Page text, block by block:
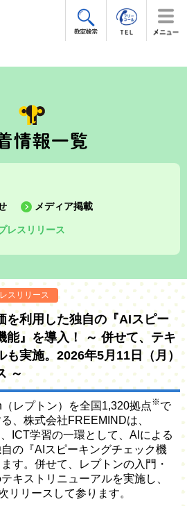
メディア掲載
レスリリース
スリリース
を利用した独自の『AIスピー
能』を導入！ ～ 併せて、テキ
実施。2026年5月11日（月）
～
レプトン）を全国1,320拠点※で
、株式会社FREEMINDは、
ICT学習の一環として、AIによる
の『AIスピーキングチェック機
す。併せて、レプトンの入門・
キストリニューアルを実施し、
リリースして参ります。